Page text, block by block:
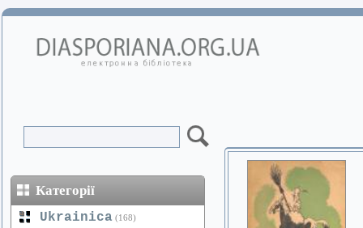
Категорії
Ukrainica (168)